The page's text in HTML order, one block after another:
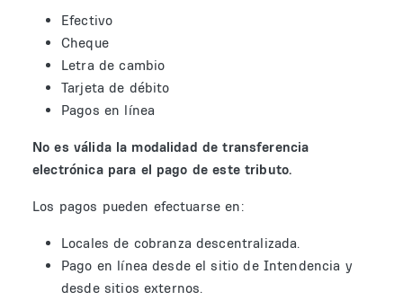
Efectivo
Cheque
Letra de cambio
Tarjeta de débito
Pagos en línea
No es válida la modalidad de transferencia
electrónica para el pago de este tributo.
Los pagos pueden efectuarse en:
Locales de cobranza descentralizada.
Pago en línea desde el sitio de Intendencia y
desde sitios externos.